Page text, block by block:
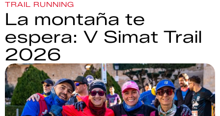
TRAIL RUNNING
La montaña te
espera: V Simat Trail
2026